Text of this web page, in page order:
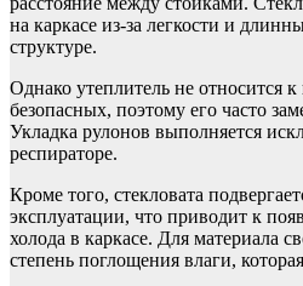
на каркасе из-за легкости и
структуре.
Однако утеплитель не относится к
безопасных, поэтому его часто
Укладка рулонов выполняется
респираторе.
Кроме того, стекловата
эксплуатации, что приводит к
холода в каркасе. Для материала
степень поглощения влаги,